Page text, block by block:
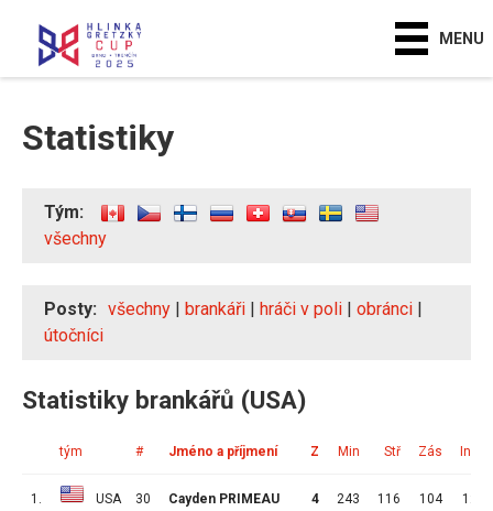
MENU
Statistiky
Tým:
všechny
Posty: všechny | brankáři | hráči v poli | obránci |
útočníci
Statistiky brankářů (USA)
tým # Jméno a příjmení Z Min Stř Zás Ink
1. USA 30 Cayden PRIMEAU 4 243 116 104 12